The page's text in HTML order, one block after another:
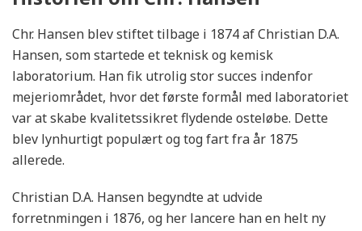
Chr. Hansen blev stiftet tilbage i 1874 af Christian D.A.
Hansen, som startede et teknisk og kemisk
laboratorium. Han fik utrolig stor succes indenfor
mejeriområdet, hvor det første formål med laboratoriet
var at skabe kvalitetssikret flydende osteløbe. Dette
blev lynhurtigt populært og tog fart fra år 1875
allerede.
Christian D.A. Hansen begyndte at udvide
forretnmingen i 1876, og her lancere han en helt ny